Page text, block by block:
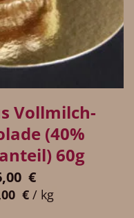
Vollmilch-
(40%
60g
€
€/ kg